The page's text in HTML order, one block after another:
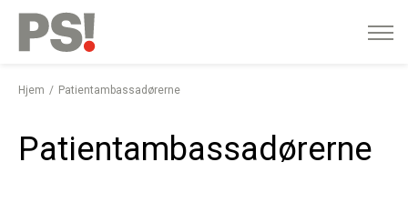
Gå
til
English
Hjem Patientambassadørerne
Patientambassadørerne